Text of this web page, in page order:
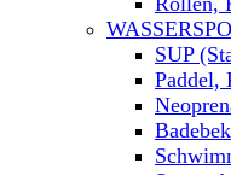
SUP
Paddel,